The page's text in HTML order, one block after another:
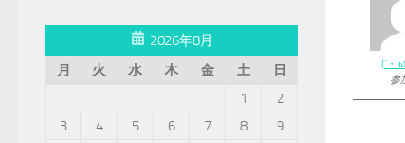
(´・
参
2026年8月
月
火 水 木 金 土
日
1
2
3
4 5 6 7 8
9